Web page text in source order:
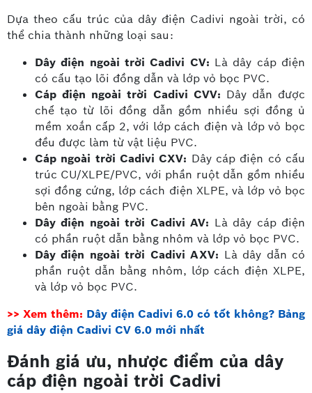
Dựa theo cấu trúc của dây điện Cadivi ngoài trời, có
thể chia thành những loại sau:
Dây điện ngoài trời Cadivi CV: Là dây cáp điện
có cấu tạo lõi đồng dẫn và lớp vỏ bọc PVC.
Cáp điện ngoài trời Cadivi CVV: Dây dẫn được
chế tạo từ lõi đồng dẫn gồm nhiều sợi đồng ủ
mềm xoắn cấp 2, với lớp cách điện và lớp vỏ bọc
đều được làm từ vật liệu PVC.
Cáp ngoài trời Cadivi CXV: Dây cáp điện có cấu
trúc CU/XLPE/PVC, với phần ruột dẫn gồm nhiều
sợi đồng cứng, lớp cách điện XLPE, và lớp vỏ bọc
bên ngoài bằng PVC.
Dây điện ngoài trời Cadivi AV: Là dây cáp điện
có phần ruột dẫn bằng nhôm và lớp vỏ bọc PVC.
Dây điện ngoài trời Cadivi AXV: Là dây dẫn có
phần ruột dẫn bằng nhôm, lớp cách điện XLPE,
và lớp vỏ bọc PVC.
>> Xem thêm: Dây điện Cadivi 6.0 có tốt không? Bảng
giá dây điện Cadivi CV 6.0 mới nhất
Đánh giá ưu, nhược điểm của dây
cáp điện ngoài trời Cadivi